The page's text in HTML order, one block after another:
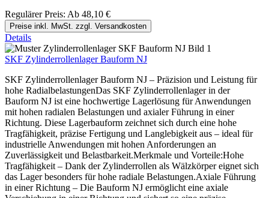
Regulärer Preis: Ab 48,10 €
Preise inkl. MwSt. zzgl. Versandkosten
Details
SKF Zylinderrollenlager Bauform NJ
SKF Zylinderrollenlager Bauform NJ – Präzision und Leistung für
hohe RadialbelastungenDas SKF Zylinderrollenlager in der
Bauform NJ ist eine hochwertige Lagerlösung für Anwendungen
mit hohen radialen Belastungen und axialer Führung in einer
Richtung. Diese Lagerbauform zeichnet sich durch eine hohe
Tragfähigkeit, präzise Fertigung und Langlebigkeit aus – ideal für
industrielle Anwendungen mit hohen Anforderungen an
Zuverlässigkeit und Belastbarkeit.Merkmale und Vorteile:Hohe
Tragfähigkeit – Dank der Zylinderrollen als Wälzkörper eignet sich
das Lager besonders für hohe radiale Belastungen.Axiale Führung
in einer Richtung – Die Bauform NJ ermöglicht eine axiale